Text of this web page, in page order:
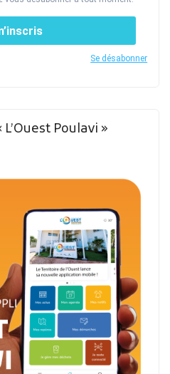
Se désabonner
Poulavi »